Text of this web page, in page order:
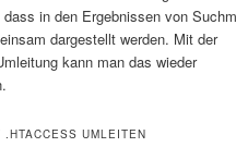
in den Ergebnissen von
dargestellt werden. Mit der
kann man das wieder
UMLEITEN